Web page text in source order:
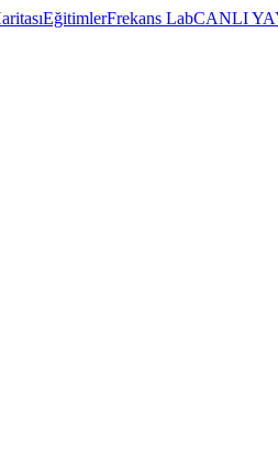
EğitimlerFrekans LabCANLI